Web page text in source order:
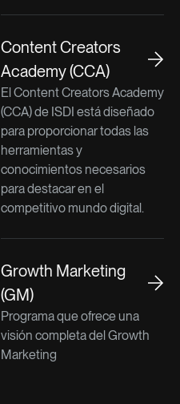
Content Creators
Academy (CCA)
El Content Creators Academy
(CCA) de ISDI está diseñado
para proporcionar todas las
herramientas y
conocimientos necesarios
para destacar en el
competitivo mundo digital.
Growth Marketing
(GM)
Programa que ofrece una
visión completa del Growth
Marketing